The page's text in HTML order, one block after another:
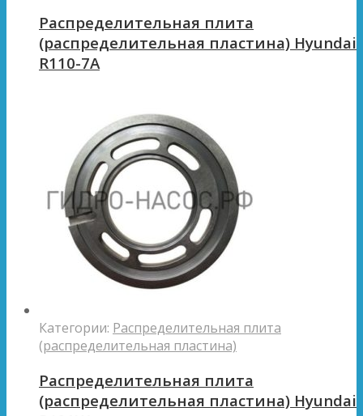
Распределительная плита
(распределительная пластина) Hyundai
R110-7A
Категории: Распределительная плита
(распределительная пластина)
Распределительная плита
(распределительная пластина) Hyundai